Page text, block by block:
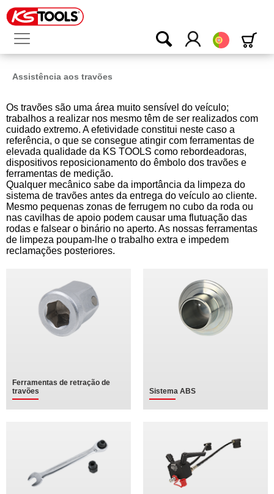
Português
Assistência aos travões
Os travões são uma área muito sensível do veículo;
trabalhos a realizar nos mesmo têm de ser realizados com
cuidado extremo. A efetividade constitui neste caso a
referência, o que se consegue atingir com ferramentas de
elevada qualidade da KS TOOLS como rebordeadoras,
dispositivos reposicionamento do êmbolo dos travões e
ferramentas de medição.
Qualquer mecânico sabe da importância da limpeza do
sistema de travões antes da entrega do veículo ao cliente.
Mesmo pequenas zonas de ferrugem no cubo da roda ou
nas cavilhas de apoio podem causar uma flutuação das
rodas e falsear o binário no aperto. As nossas ferramentas
de limpeza poupam-lhe o trabalho extra e impedem
reclamações posteriores.
Ferramentas de retração de
travões
Sistema ABS